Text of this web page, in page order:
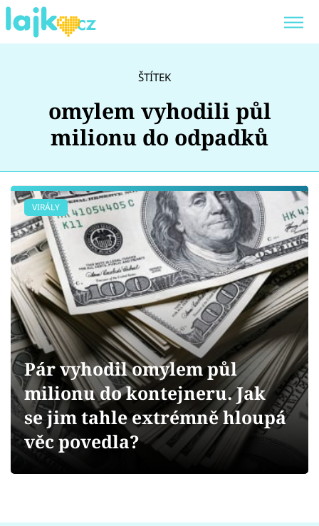
Showbyznys
Youtubeři
Virály
Sex a vztahy
Videa
Sledujte prima+
Přihlášení
ŠTÍTEK
omylem vyhodili půl
milionu do odpadků
VIRÁLY
Pár vyhodil omylem půl
milionu do kontejneru. Jak
se jim tahle extrémně hloupá
věc povedla?